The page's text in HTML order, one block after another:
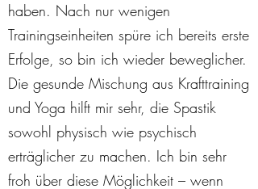
haben. Nach nur wenigen
Trainingseinheiten spüre ich bereits erste
Erfolge, so bin ich wieder beweglicher.
Die gesunde Mischung aus Krafttraining
und Yoga hilft mir sehr, die Spastik
sowohl physisch wie psychisch
erträglicher zu machen. Ich bin sehr
froh über diese Möglichkeit – wenn